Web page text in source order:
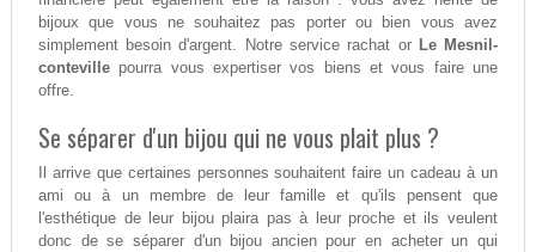
bijoux que vous ne souhaitez pas porter ou bien vous avez
simplement besoin d'argent. Notre service rachat or Le Mesnil-
contevillepourra vous expertiser vos biens et vous faire une
offre.
Se séparer d'un bijou qui ne vous plait plus ?
Il arrive que certaines personnes souhaitent faire un cadeau à un
ami ou à un membre de leur famille et qu'ils pensent que
l'esthétique de leur bijou plaira pas à leur proche et ils veulent
donc de se séparer d'un bijou ancien pour en acheter un qui